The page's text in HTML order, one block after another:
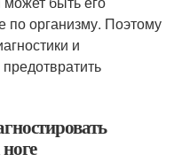
по организму. Поэтому
и